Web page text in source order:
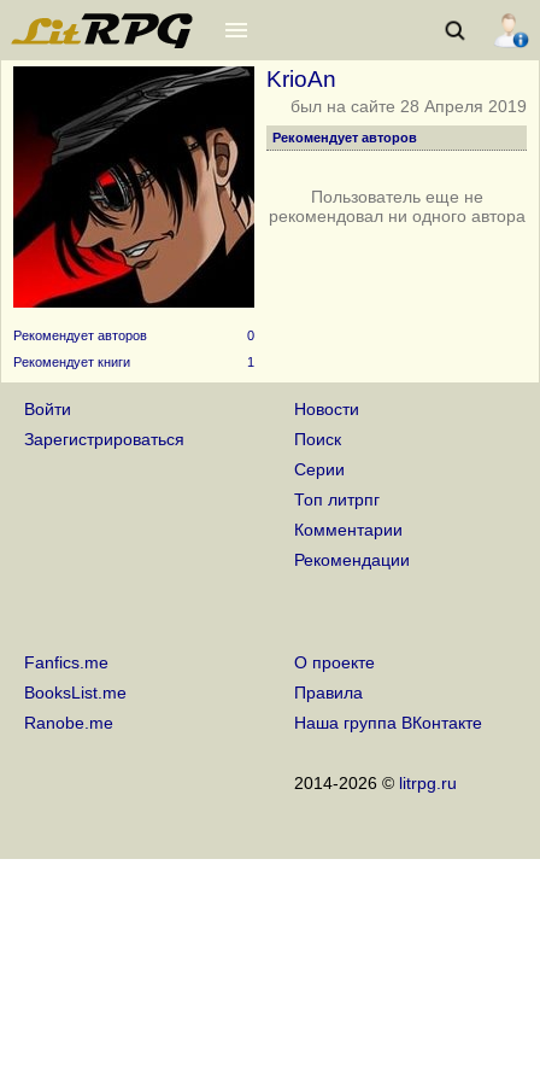
Рекомендует авторов
0
Рекомендует книги
1
Награды - 2
2 года на сайте
24 Апреля 2019
KrioAn
был на сайте 28 Апреля 2019
Рекомендует авторов
Пользователь еще не
рекомендовал ни одного автора
Войти
Зарегистрироваться
Новости
Поиск
Серии
Топ литрпг
Комментарии
Рекомендации
Fanfics.me
BooksList.me
Ranobe.me
О проекте
Правила
Наша группа ВКонтакте
2014-2026 © litrpg.ru